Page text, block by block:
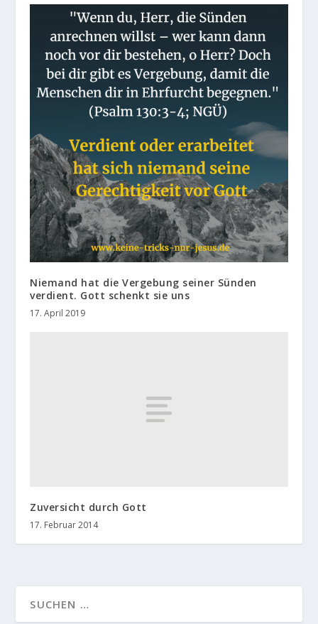
Niemand hat die Vergebung seiner Sünden
verdient. Gott schenkt sie uns
17. April 2019
Zuversicht durch Gott
17. Februar 2014